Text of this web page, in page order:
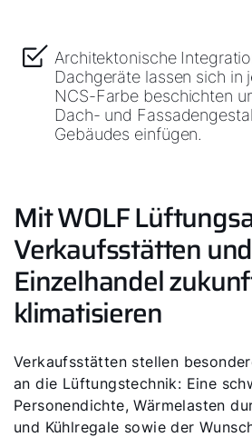
Architektonische
Dachgeräte lassen sich in
NCS-Farbe beschichten
Dach- und
Gebäudes einfügen.
Mit WOLF
Verkaufsstätten und
Einzelhandel
klimatisieren
Verkaufsstätten stellen
an die Lüftungstechnik: Eine
Personendichte, Wärmelasten
und Kühlregale sowie der